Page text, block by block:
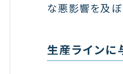
な悪影響を及ぼ
生産ラインに